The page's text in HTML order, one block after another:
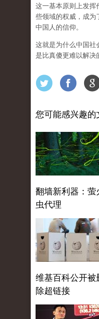
这一基本原则上发挥
些领域的权威，成为
中国人的信仰。
这就是为什么中国社
是比真傻更难以解决
您可能感兴趣的
翻墙新利器：萤
虫代理
维基百科公开被
除超链接